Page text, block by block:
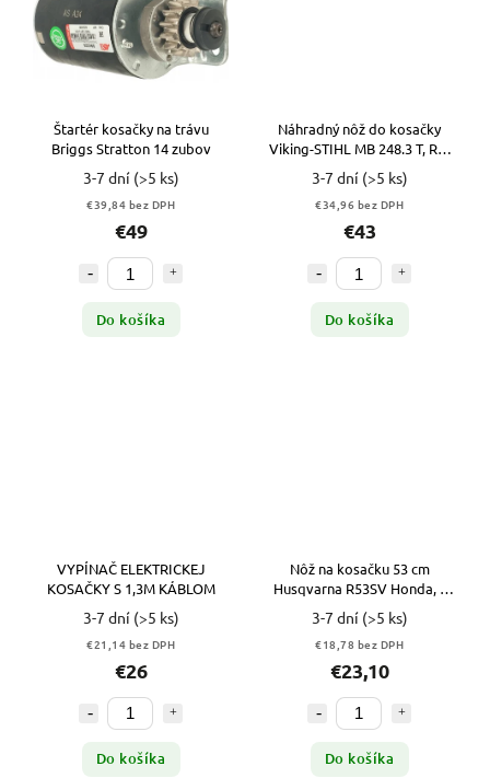
Štartér kosačky na trávu
Briggs Stratton 14 zubov
3-7 dní (>5 ks)
€39,84 bez DPH
€49
Do košíka
Náhradný nôž do kosačky
Viking-STIHL MB 248.3 T, RM
248 T
3-7 dní (>5 ks)
€34,96 bez DPH
€43
Do košíka
VYPÍNAČ ELEKTRICKEJ
KOSAČKY S 1,3M KÁBLOM
3-7 dní (>5 ks)
€21,14 bez DPH
€26
Do košíka
Nôž na kosačku 53 cm
Husqvarna R53SV Honda, s
BRIGGS STRATTON
3-7 dní (>5 ks)
€18,78 bez DPH
€23,10
Do košíka